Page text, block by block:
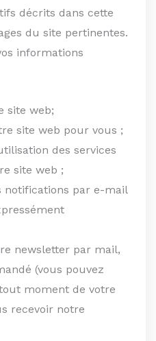
décrits dans cette
du site pertinentes.
informations
site web;
site web pour vous ;
des services
site web ;
notifications par e-mail
newsletter par mail,
(vous pouvez
moment de votre
recevoir notre